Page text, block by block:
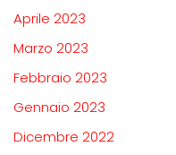
Aprile 2023
Marzo 2023
Febbraio 2023
Gennaio 2023
Dicembre 2022